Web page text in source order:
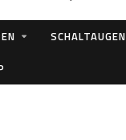
SCHALTAUGEN